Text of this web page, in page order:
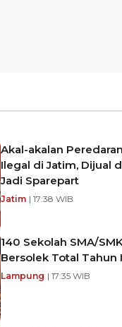
Akal-akalan
Ilegal di Jatim, Dijual
Jadi Sparepart
Jatim | 17:38 WIB
140 Sekolah SMA/
Bersolek Total Tahun
Lampung | 17:35 WIB